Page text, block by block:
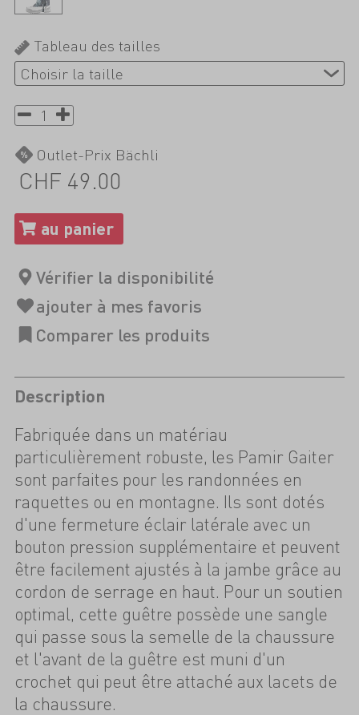
Tableau des tailles
Outlet-Prix Bächli
CHF 49.00
Description
Fabriquée dans un matériau
particulièrement robuste, les Pamir Gaiter
sont parfaites pour les randonnées en
raquettes ou en montagne. Ils sont dotés
d'une fermeture éclair latérale avec un
bouton pression supplémentaire et peuvent
être facilement ajustés à la jambe grâce au
cordon de serrage en haut. Pour un soutien
optimal, cette guêtre possède une sangle
qui passe sous la semelle de la chaussure
et l'avant de la guêtre est muni d'un
crochet qui peut être attaché aux lacets de
la chaussure.